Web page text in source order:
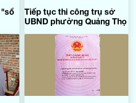
"sổ
Tiếp tục thi công trụ sở
UBND phường Quảng Thọ